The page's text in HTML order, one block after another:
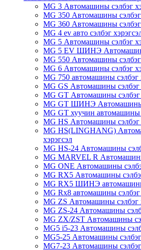
MG 3 Автомашины сэлбэг
MG 350 Автомашины сэлбэг
MG 360 Автомашины сэлбэг
MG 4 ev авто сэлбэг
MG 5 Автомашины сэлбэг
MG 5 EV ШИНЭ
MG 550 Автомашины сэлбэг
MG 6 Автомашины сэлбэг
MG 750 автомашины сэлбэг
MG GS Автомашины сэлбэг
MG GT Автомашины сэлбэг
MG GT ШИНЭ
MG GT хуучин автомашины
MG HS Автомашины сэлбэг
MG HS(LINGHANG)
хэрэгсэл
MG HS-24 Автомашины
MG MARVEL R
MG ONE Автомашины
MG RX5 Автомашины
MG RX5 ШИНЭ автомашины
MG Rx8 автомашины сэлбэг
MG ZS Автомашины сэлбэг
MG ZS-24 Автомашины
MG ZX/ZST Автомашины
MG5 i5-23 Автомашины
MG5-25 Автомашины сэлбэг
MG7-23 Автомашины сэлбэг